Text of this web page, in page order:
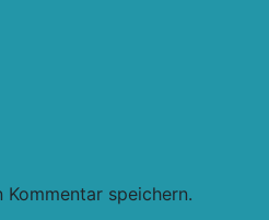
speichern.